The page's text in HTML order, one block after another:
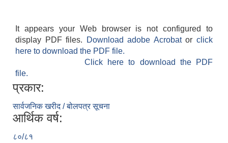
It appears your Web browser is not configured to
display PDF files.
Download adobe Acrobatorclick
here to download the PDF file.
Click here to download the PDF
file.
प्रकार:
सार्वजनिक खरीद / बोलपत्र सूचना
आर्थिक वर्ष:
८०/८१